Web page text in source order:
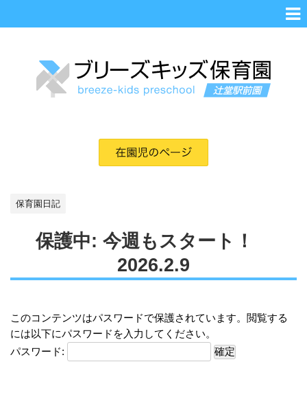
保育園日記
保護中: 今週もスタート！
2026.2.9
このコンテンツはパスワードで保護されています。閲覧する
には以下にパスワードを入力してください。
パスワード: